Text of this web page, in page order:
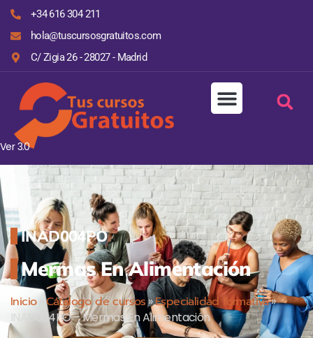
+34 616 304 211
hola@tuscursosgratuitos.com
C/ Zigia 26 - 28027 - Madrid
Ver 3.0
INAD004PO
Mermas En Alimentación
Inicio»Cátalogo de cursos»Especialidad formativa»
INAD004PO – Mermas En Alimentación